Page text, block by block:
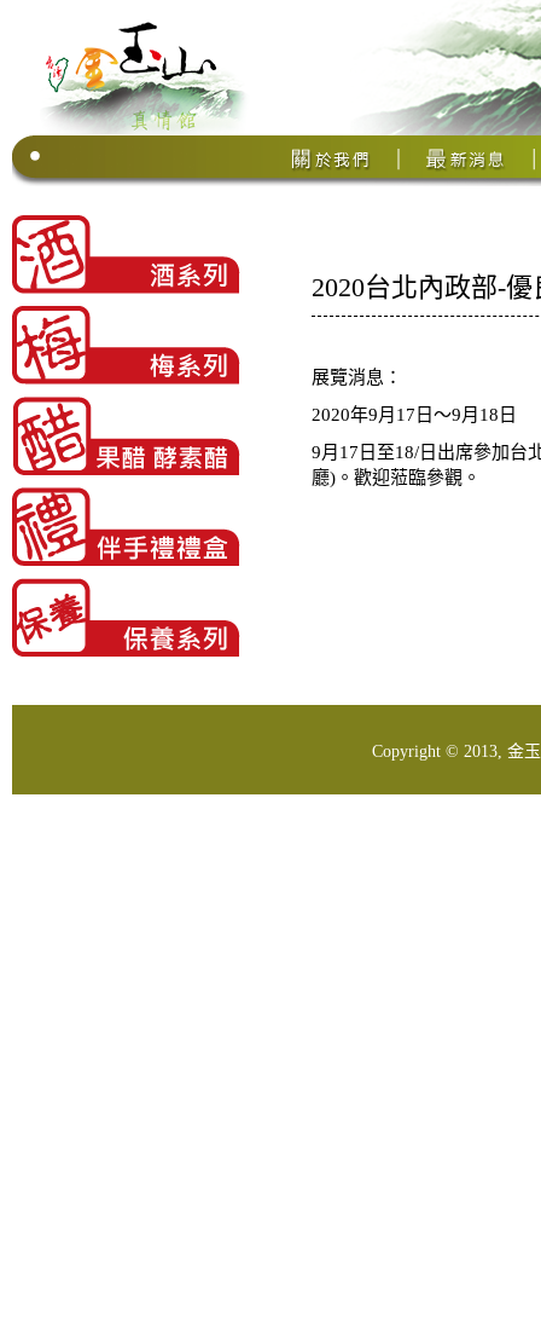
2020台北內政部-
展覽消息：
2020年9月17日〜9月18日
9月17日至18/日出席參加台
廳)。歡迎蒞臨參觀。
Copyright © 2013, 金